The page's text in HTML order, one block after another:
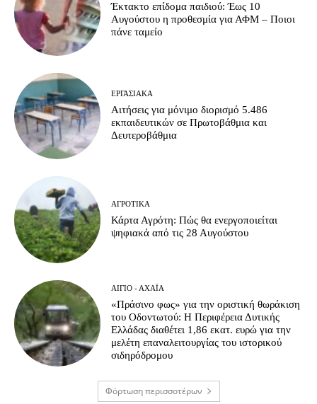
Έκτακτο επίδομα παιδιού: Έως 10
Αυγούστου η προθεσμία για ΑΦΜ – Ποιοι
πάνε ταμείο
ΕΡΓΑΣΙΑΚΆ
Αιτήσεις για μόνιμο διορισμό 5.486
εκπαιδευτικών σε Πρωτοβάθμια και
Δευτεροβάθμια
ΑΓΡΟΤΙΚΆ
Κάρτα Αγρότη: Πώς θα ενεργοποιείται
ψηφιακά από τις 28 Αυγούστου
ΑΊΓΙΟ - ΑΧΑΪ́Α
«Πράσινο φως» για την οριστική θωράκιση
του Οδοντωτού: Η Περιφέρεια Δυτικής
Ελλάδας διαθέτει 1,86 εκατ. ευρώ για την
μελέτη επαναλειτουργίας του ιστορικού
σιδηρόδρομου
Φόρτωση περισσοτέρων